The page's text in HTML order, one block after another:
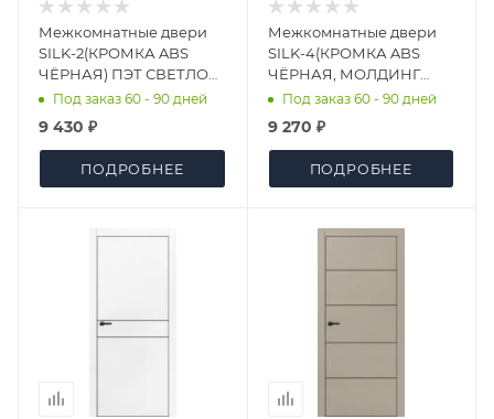
Межкомнатные двери
SILK-2(КРОМКА ABS
ЧЁРНАЯ) ПЭТ СВЕТЛО
СЕРЫЙ МАТОВЫЙ
Под заказ 60 - 90 дней
9 430 ₽
ПОДРОБНЕЕ
Межкомнатные двери
SILK-4(КРОМКА ABS
ЧЁРНАЯ, МОЛДИНГ
ЧЁРНЫЙ) ПЭТ БЕЛЫЙ
Под заказ 60 - 90 дней
9 270 ₽
ПОДРОБНЕЕ